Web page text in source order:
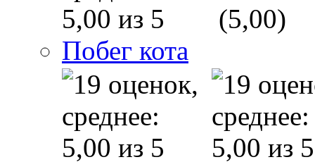
(5,00)
Побег кота